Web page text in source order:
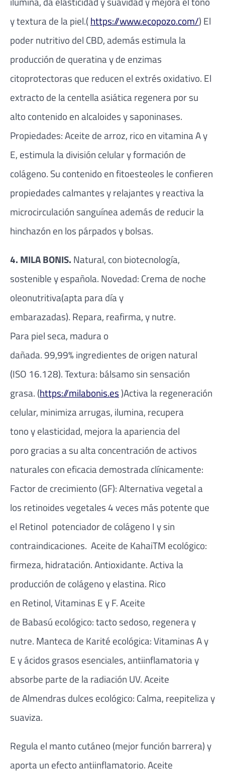
y textura de la piel.( https://www.ecopozo.com/) El
poder nutritivo del CBD, además estimula la
producción de queratina y de enzimas
citoprotectoras que reducen el extrés oxidativo. El
extracto de la centella asiática regenera por su
alto contenido en alcaloides y saponinases.
Propiedades: Aceite de arroz, rico en vitamina A y
E, estimula la división celular y formación de
colágeno. Su contenido en fitoesteoles le confieren
propiedades calmantes y relajantes y reactiva la
microcirculación sanguínea además de reducir la
hinchazón en los párpados y bolsas.
4. MILA BONIS. Natural, con biotecnología,
sostenible y española. Novedad: Crema de noche
oleonutritiva(apta para día y
embarazadas). Repara, reafirma, y nutre.
Para piel seca, madura o
dañada. 99,99% ingredientes de origen natural
(ISO 16.128). Textura: bálsamo sin sensación
grasa. (https://milabonis.es )Activa la regeneración
celular, minimiza arrugas, ilumina, recupera
tono y elasticidad, mejora la apariencia del
poro gracias a su alta concentración de activos
naturales con eficacia demostrada clínicamente:
Factor de crecimiento (GF): Alternativa vegetal a
los retinoides vegetales 4 veces más potente que
el Retinol potenciador de colágeno I y sin
contraindicaciones. Aceite de KahaiTM ecológico:
firmeza, hidratación. Antioxidante. Activa la
producción de colágeno y elastina. Rico
en Retinol, Vitaminas E y F. Aceite
de Babasú ecológico: tacto sedoso, regenera y
nutre. Manteca de Karité ecológica: Vitaminas A y
E y ácidos grasos esenciales, antiinflamatoria y
absorbe parte de la radiación UV. Aceite
de Almendras dulces ecológico: Calma, reepiteliza y
suaviza.
Regula el manto cutáneo (mejor función barrera) y
aporta un efecto antiinflamatorio. Aceite